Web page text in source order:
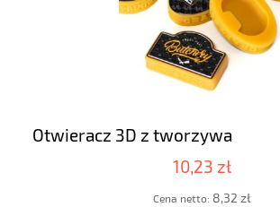
Otwieracz 3D z tworzywa
10,23 zł
Cena netto: 8,32 zł